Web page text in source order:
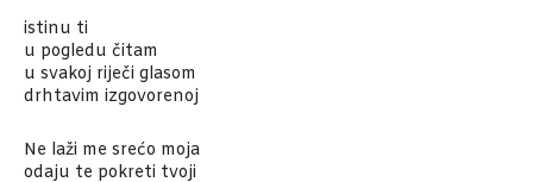
istinu ti
u pogledu čitam
u svakoj riječi glasom
drhtavim izgovorenoj
Ne laži me srećo moja
odaju te pokreti tvoji